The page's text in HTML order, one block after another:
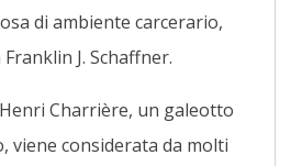
di ambiente carcerario,
J. Schaffner.
Charrière, un galeotto
viene considerata da molti